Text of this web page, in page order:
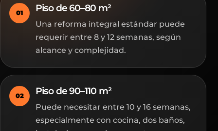
01 Piso de 60–80 m²
Una reforma integral estándar puede
requerir entre 8 y 12 semanas, según
alcance y complejidad.
02 Piso de 90–110 m²
Puede necesitar entre 10 y 16 semanas,
especialmente con cocina, dos baños,